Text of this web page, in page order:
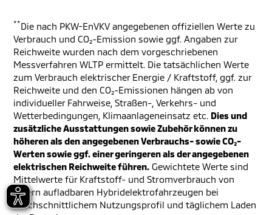
**Die nach PKW-EnVKV angegebenen offiziellen Werte zu
Verbrauch und CO₂-Emission sowie ggf. Angaben zur
Reichweite wurden nach dem vorgeschriebenen
Messverfahren WLTP ermittelt. Die tatsächlichen Werte
zum Verbrauch elektrischer Energie / Kraftstoff, ggf. zur
Reichweite und den CO₂-Emissionen hängen ab von
individueller Fahrweise, Straßen-, Verkehrs- und
Wetterbedingungen, Klimaanlageneinsatz etc. Dies und
zusätzliche Ausstattungen sowie Zubehör können zu
höheren als den angegebenen Verbrauchs- sowie CO₂-
Werten sowie ggf. einer geringeren als der angegebenen
elektrischen Reichweite führen. Gewichtete Werte sind
Mittelwerte für Kraftstoff- und Stromverbrauch von
extern aufladbaren Hybridelektrofahrzeugen bei
durchschnittlichem Nutzungsprofil und täglichem Laden